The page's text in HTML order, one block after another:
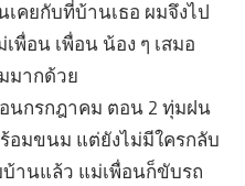
คยกับที่บ้านเธอ ผมจึงไป
พื่อน เพื่อน น้อง ๆ เสมอ
มากด้วย
นกรกฎาคม ตอน 2 ทุ่มฝน
อมขนม แต่ยังไม่มีใครกลับ
านแล้ว แม่เพื่อนก็ขับรถ